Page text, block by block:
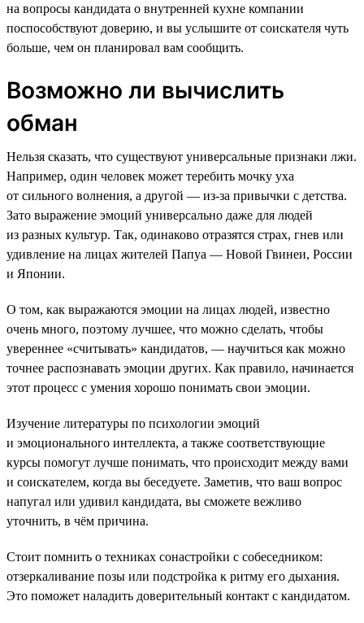
на вопросы кандидата о внутренней кухне компании
поспособствуют доверию, и вы услышите от соискателя чуть
больше, чем он планировал вам сообщить.
Возможно ли вычислить
обман
Нельзя сказать, что существуют универсальные признаки лжи.
Например, один человек может теребить мочку уха
от сильного волнения, а другой — из-за привычки с детства.
Зато выражение эмоций универсально даже для людей
из разных культур. Так, одинаково отразятся страх, гнев или
удивление на лицах жителей Папуа — Новой Гвинеи, России
и Японии.
О том, как выражаются эмоции на лицах людей, известно
очень много, поэтому лучшее, что можно сделать, чтобы
увереннее «считывать» кандидатов, — научиться как можно
точнее распознавать эмоции других. Как правило, начинается
этот процесс с умения хорошо понимать свои эмоции.
Изучение литературы по психологии эмоций
и эмоционального интеллекта, а также соответствующие
курсы помогут лучше понимать, что происходит между вами
и соискателем, когда вы беседуете. Заметив, что ваш вопрос
напугал или удивил кандидата, вы сможете вежливо
уточнить, в чём причина.
Стоит помнить о техниках сонастройки с собеседником:
отзеркаливание позы или подстройка к ритму его дыхания.
Это поможет наладить доверительный контакт с кандидатом.